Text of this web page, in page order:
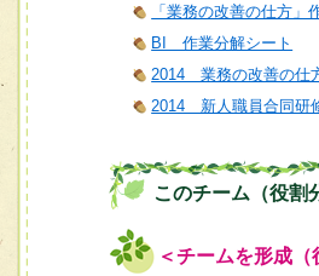
「業務の改善の仕方」
BI 作業分解シート
2014 業務の改善の仕
2014 新人職員合同研
このチーム（役割
＜チームを形成